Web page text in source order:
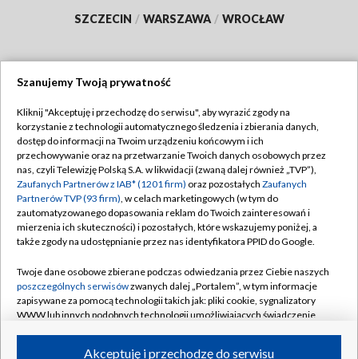
SZCZECIN / WARSZAWA / WROCŁAW
TVP
Abonament TVP
Emisja w TVP
Centrum informacji TVP
Naziemna Telewizja Cyfrowa
Rada Programowa
System NOS
Informacje o nadawcy
Regulamin TVP
Polityka prywatności
Moje zgody
Pomoc
Kontakt
Kanały
Szanujemy Twoją prywatność
Kliknij "Akceptuję i przechodzę do serwisu", aby wyrazić zgody na
korzystanie z technologii automatycznego śledzenia i zbierania danych,
dostęp do informacji na Twoim urządzeniu końcowym i ich
przechowywanie oraz na przetwarzanie Twoich danych osobowych przez
nas, czyli Telewizję Polską S.A. w likwidacji (zwaną dalej również „TVP”),
Zaufanych Partnerów z IAB* (1201 firm) oraz pozostałych Zaufanych
Partnerów TVP (93 firm), w celach marketingowych (w tym do
zautomatyzowanego dopasowania reklam do Twoich zainteresowań i
mierzenia ich skuteczności) i pozostałych, które wskazujemy poniżej, a
także zgody na udostępnianie przez nas identyfikatora PPID do Google.
Twoje dane osobowe zbierane podczas odwiedzania przez Ciebie naszych
poszczególnych serwisówzwanych dalej „Portalem”, w tym informacje
zapisywane za pomocą technologii takich jak: pliki cookie, sygnalizatory
WWW lub innych podobnych technologii umożliwiających świadczenie
Akceptuję i przechodzę do serwisu